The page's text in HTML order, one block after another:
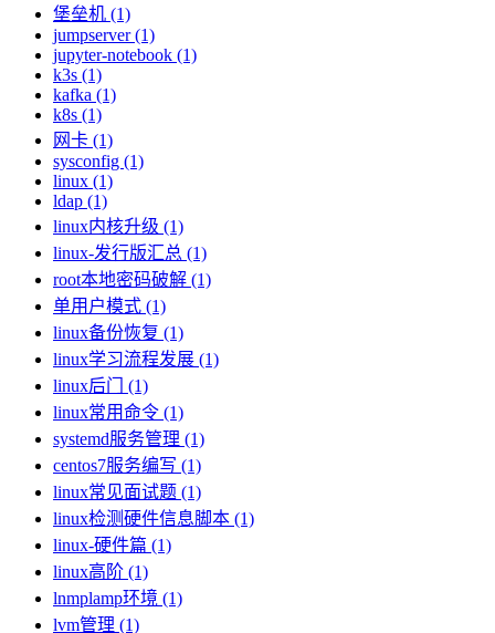
堡垒机 (1)
jumpserver (1)
jupyter-notebook (1)
k3s (1)
kafka (1)
k8s (1)
网卡 (1)
sysconfig (1)
linux (1)
ldap (1)
linux内核升级 (1)
linux-发行版汇总 (1)
root本地密码破解 (1)
单用户模式 (1)
linux备份恢复 (1)
linux学习流程发展 (1)
linux后门 (1)
linux常用命令 (1)
systemd服务管理 (1)
centos7服务编写 (1)
linux常见面试题 (1)
linux检测硬件信息脚本 (1)
linux-硬件篇 (1)
linux高阶 (1)
lnmplamp环境 (1)
lvm管理 (1)